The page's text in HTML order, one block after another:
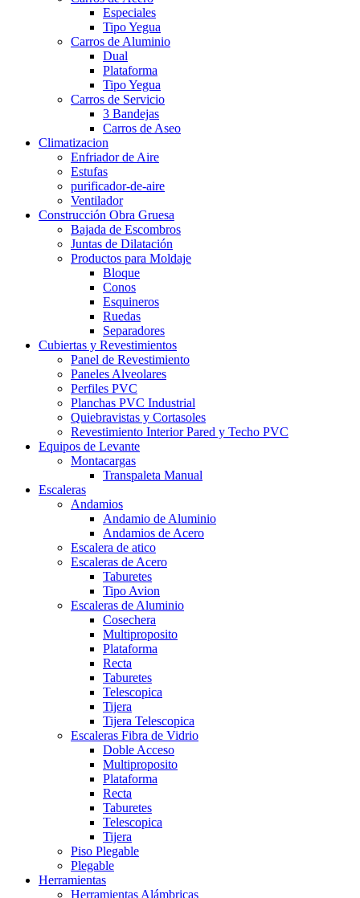
Especiales
Tipo Yegua
Carros de Aluminio
Dual
Plataforma
Tipo Yegua
Carros de Servicio
3 Bandejas
Carros de Aseo
Climatizacion
Enfriador de Aire
Estufas
purificador-de-aire
Ventilador
Construcción Obra Gruesa
Bajada de Escombros
Juntas de Dilatación
Productos para Moldaje
Bloque
Conos
Esquineros
Ruedas
Separadores
Cubiertas y Revestimientos
Panel de Revestimiento
Paneles Alveolares
Perfiles PVC
Planchas PVC Industrial
Quiebravistas y Cortasoles
Revestimiento Interior Pared y Techo PVC
Equipos de Levante
Montacargas
Transpaleta Manual
Escaleras
Andamios
Andamio de Aluminio
Andamios de Acero
Escalera de atico
Escaleras de Acero
Taburetes
Tipo Avion
Escaleras de Aluminio
Cosechera
Multiproposito
Plataforma
Recta
Taburetes
Telescopica
Tijera
Tijera Telescopica
Escaleras Fibra de Vidrio
Doble Acceso
Multiproposito
Plataforma
Recta
Taburetes
Telescopica
Tijera
Piso Plegable
Plegable
Herramientas
Herramientas Alámbricas